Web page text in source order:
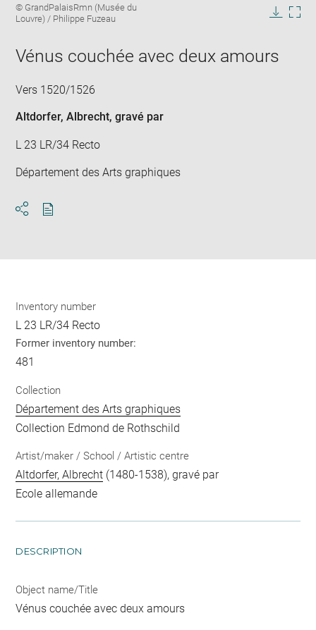
window
Image
caption:
© GrandPalaisRmn (Musée du
Louvre) / Philippe Fuzeau
Vénus couchée avec deux amours
Vers 1520/1526
Altdorfer, Albrecht, gravé par
L 23 LR/34 Recto
Département des Arts graphiques
Inventory number
L 23 LR/34 Recto
Former inventory number:
481
Collection
Département des Arts graphiques
Collection Edmond de Rothschild
Artist/maker / School / Artistic centre
Altdorfer, Albrecht (1480-1538), gravé par
Ecole allemande
DESCRIPTION
Object name/Title
Vénus couchée avec deux amours